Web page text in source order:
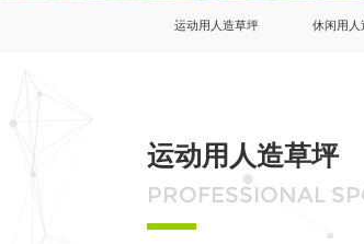
运动用人造草坪 休闲用人
运动用人造草坪
PROFESSIONAL